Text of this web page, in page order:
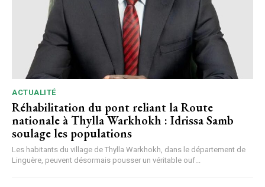
ACTUALITÉ
Réhabilitation du pont reliant la Route
nationale à Thylla Warkhokh : Idrissa Samb
soulage les populations
Les habitants du village de Thylla Warkhokh, dans le département de
Linguère, peuvent désormais pousser un véritable ouf...